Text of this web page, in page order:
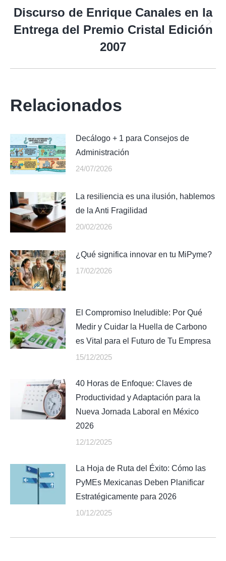
Publicación
siguiente:
Discurso de Enrique Canales en la
Entrega del Premio Cristal Edición
2007
Relacionados
Decálogo + 1 para Consejos de
Administración
24/07/2026
La resiliencia es una ilusión, hablemos
de la Anti Fragilidad
20/02/2026
¿Qué significa innovar en tu MiPyme?
17/02/2026
El Compromiso Ineludible: Por Qué
Medir y Cuidar la Huella de Carbono
es Vital para el Futuro de Tu Empresa
15/12/2025
40 Horas de Enfoque: Claves de
Productividad y Adaptación para la
Nueva Jornada Laboral en México
2026
12/12/2025
La Hoja de Ruta del Éxito: Cómo las
PyMEs Mexicanas Deben Planificar
Estratégicamente para 2026
10/12/2025